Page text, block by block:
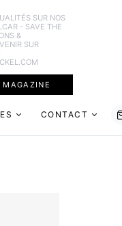
SUR NOS
- SAVE THE
&
SUR
CONTACT